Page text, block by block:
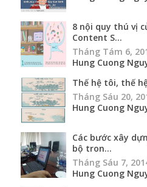
8 nội quy thú vị
Content S...
Tháng Tám 6,
Hung Cuong
Thế hệ tôi, thế
Tháng Sáu 20,
Hung Cuong
Các bước xây
bộ tron...
Tháng Sáu 7,
Hung Cuong